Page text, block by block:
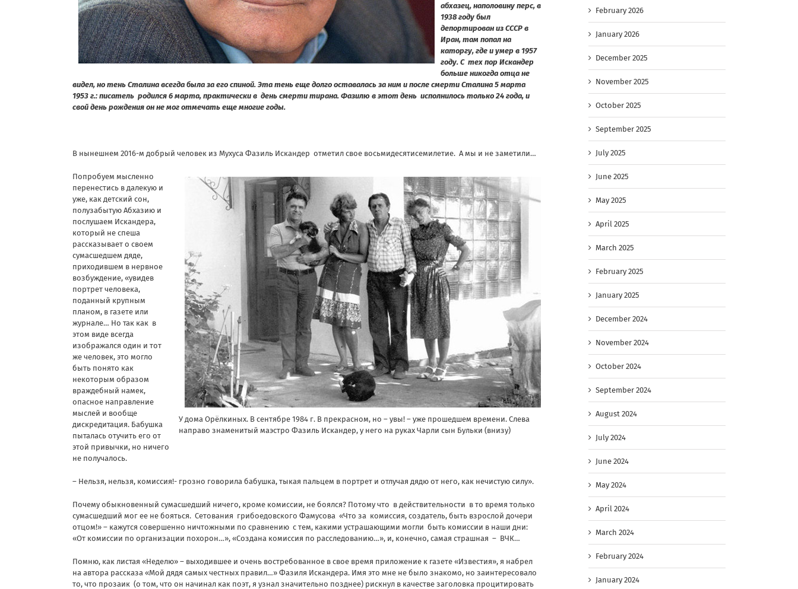
абхазец, наполовину перс, в
1938 году был
депортирован из СССР в
Иран, там попал на
каторгу, где и умер в 1957
году. С тех пор Искандер
больше никогда отца не
видел, но тень Сталина всегда была за его спиной. Эта тень еще долго оставалась за ним и после смерти Сталина 5 марта
1953 г.: писатель родился 6 марта, практически в день смерти тирана. Фазилю в этот день исполнилось только 24 года, и
свой день рождения он не мог отмечать еще многие годы.
В нынешнем 2016-м добрый человек из Мухуса Фазиль Искандер отметил свое восьмидесятисемилетие. А мы и не заметили…
У дома Орёлкиных. В сентябре 1984 г. В прекрасном, но – увы! – уже прошедшем времени. Слева
направо знаменитый маэстро Фазиль Искандер, у него на руках Чарли сын Бульки (внизу)
Попробуем мысленно
перенестись в далекую и
уже, как детский сон,
полузабытую Абхазию и
послушаем Искандера,
который не спеша
рассказывает о своем
сумасшедшем дяде,
приходившем в нервное
возбуждение, «увидев
портрет человека,
поданный крупным
планом, в газете или
журнале… Но так как в
этом виде всегда
изображался один и тот
же человек, это могло
быть понято как
некоторым образом
враждебный намек,
опасное направление
мыслей и вообще
дискредитация. Бабушка
пыталась отучить его от
этой привычки, но ничего
не получалось.
– Нельзя, нельзя, комиссия!- грозно говорила бабушка, тыкая пальцем в портрет и отлучая дядю от него, как нечистую силу».
Почему обыкновенный сумасшедший ничего, кроме комиссии, не боялся? Потому что в действительности в то время только
сумасшедший мог ее не бояться. Сетования грибоедовского Фамусова «Что за комиссия, создатель, быть взрослой дочери
отцом!» – кажутся совершенно ничтожными по сравнению с тем, какими устрашающими могли быть комиссии в наши дни:
«От комиссии по организации похорон…», «Создана комиссия по расследованию…», и, конечно, самая страшная – ВЧК…
Помню, как листая «Неделю» – выходившее и очень востребованное в свое время приложение к газете «Известия», я набрел
на автора рассказа «Мой дядя самых честных правил…» Фазиля Искандера. Имя это мне не было знакомо, но заинтересовало
то, что прозаик (о том, что он начинал как поэт, я узнал значительно позднее) рискнул в качестве заголовка процитировать
February 2026
January 2026
December 2025
November 2025
October 2025
September 2025
July 2025
June 2025
May 2025
April 2025
March 2025
February 2025
January 2025
December 2024
November 2024
October 2024
September 2024
August 2024
July 2024
June 2024
May 2024
April 2024
March 2024
February 2024
January 2024